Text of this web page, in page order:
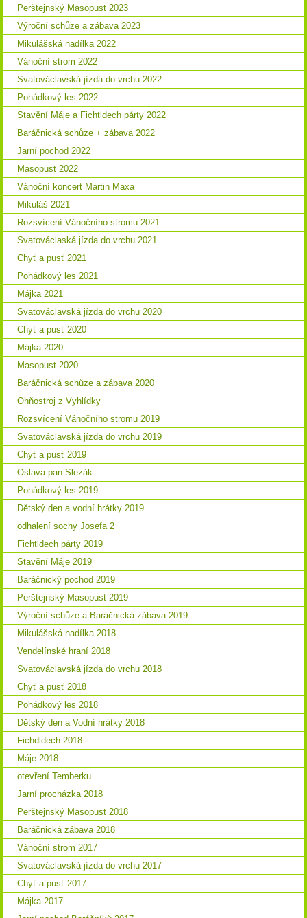
Perštejnský Masopust 2023
Výroční schůze a zábava 2023
Mikulášská nadílka 2022
Vánoční strom 2022
Svatováclavská jízda do vrchu 2022
Pohádkový les 2022
Stavění Máje a Fichtldech párty 2022
Baráčnická schůze + zábava 2022
Jarní pochod 2022
Masopust 2022
Vánoční koncert Martin Maxa
Mikuláš 2021
Rozsvícení Vánočního stromu 2021
Svatováclaská jízda do vrchu 2021
Chyť a pusť 2021
Pohádkový les 2021
Májka 2021
Svatováclavská jízda do vrchu 2020
Chyť a pusť 2020
Májka 2020
Masopust 2020
Baráčnická schůze a zábava 2020
Ohňostroj z Vyhlídky
Rozsvícení Vánočního stromu 2019
Svatováclavská jízda do vrchu 2019
Chyť a pusť 2019
Oslava pan Slezák
Pohádkový les 2019
Dětský den a vodní hrátky 2019
odhalení sochy Josefa 2
Fichtldech párty 2019
Stavění Máje 2019
Baráčnický pochod 2019
Perštejnský Masopust 2019
Výroční schůze a Baráčnická zábava 2019
Mikulášská nadílka 2018
Vendelínské hraní 2018
Svatováclavská jízda do vrchu 2018
Chyť a pusť 2018
Pohádkový les 2018
Dětský den a Vodní hrátky 2018
Fichdldech 2018
Máje 2018
otevření Temberku
Jarní procházka 2018
Perštejnský Masopust 2018
Baráčnická zábava 2018
Vánoční strom 2017
Svatováclavská jízda do vrchu 2017
Chyť a pusť 2017
Májka 2017